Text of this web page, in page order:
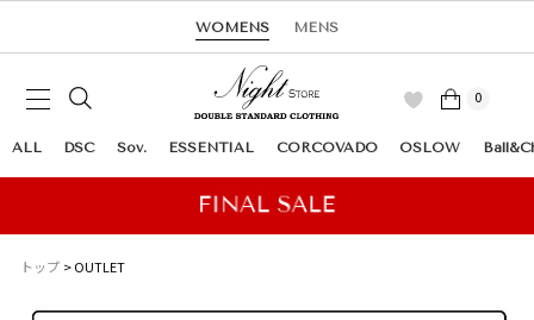
WOMENS MENS
0
ALL DSC Sov. ESSENTIAL CORCOVADO OSLOW
トップ OUTLET